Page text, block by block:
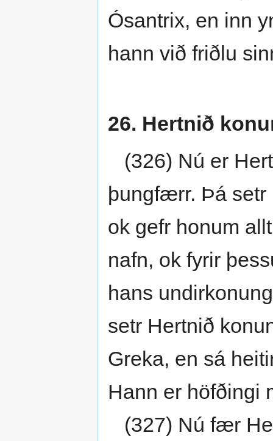
Ósantrix, en inn
hann við friðlu
26. Hertnið
(326) Nú er
þungfærr. Þá setr
ok gefr honum
nafn, ok fyrir
hans
setr Hertnið
Greka, en sá
Hann er höfðingi
(327) Nú fær